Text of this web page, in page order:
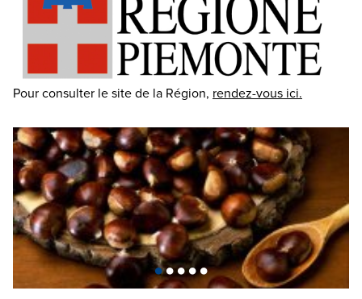
Pour consulter le site de la Région, rendez-vous ici.
•••••